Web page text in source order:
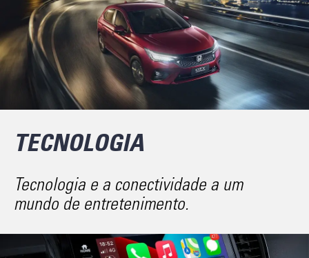
TECNOLOGIA
Tecnologia e a conectividade a um
mundo de entretenimento.